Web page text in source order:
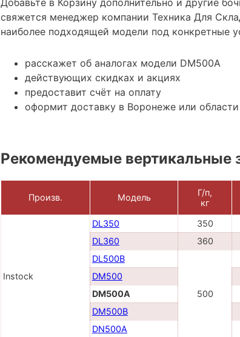
свяжется менеджер компании Техника Для
наиболее подходящей модели под конкретные
расскажет об аналогах модели DM500A
действующих скидках и акциях
предоставит счёт на оплату
оформит доставку в Воронеже или
Рекомендуемые вертикальные
Произв. Модель
Г/п,
кг
Instock
DL350 350
DL360
360
DL500B
500
DM500
DM500A
DM500B
DN500A